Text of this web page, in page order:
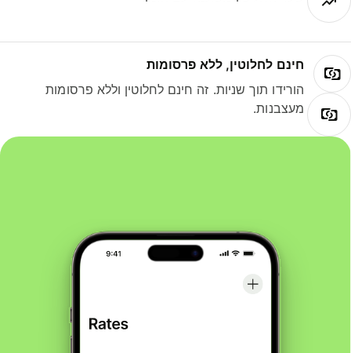
חינם לחלוטין, ללא פרסומות
הורידו תוך שניות. זה חינם לחלוטין וללא פרסומות
מעצבנות.